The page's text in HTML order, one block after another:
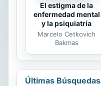
El estigma de la
enfermedad mental
y la psiquiatría
Marcelo Cetkovich
Bakmas
Últimas Búsquedas